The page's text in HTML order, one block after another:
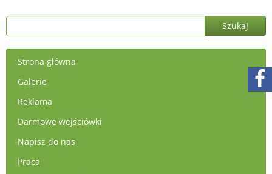
Strona główna
Galerie
Reklama
Darmowe wejściówki
Napisz do nas
Praca